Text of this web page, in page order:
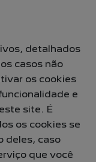
detalhados
casos não
os cookies
e
site. É
os cookies se
deles, caso
que você